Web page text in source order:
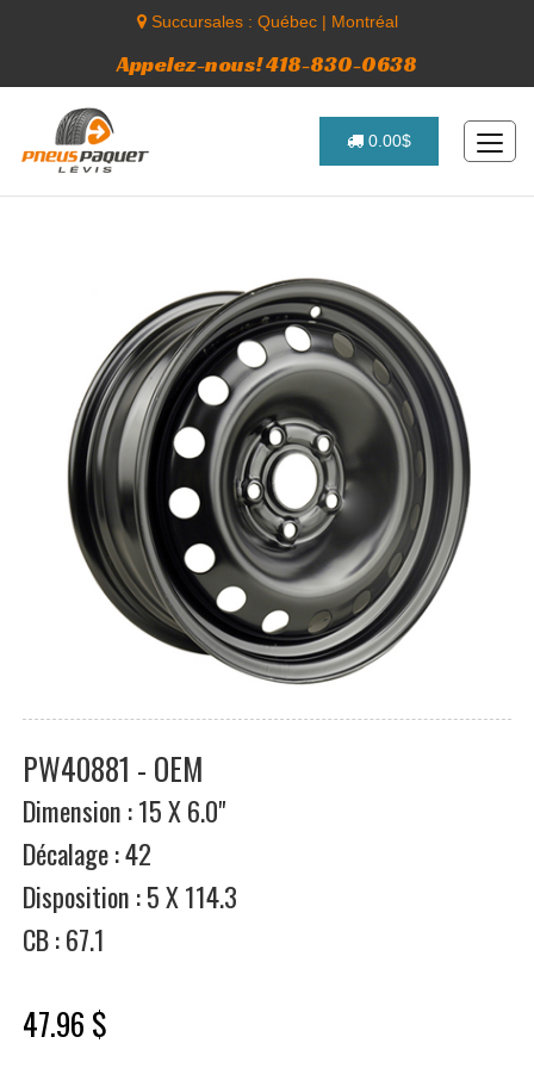
Succursales : Québec| Montréal
Appelez-nous! 418-830-0638
0.00$
PW40881 - OEM
Dimension : 15 X 6.0"
Décalage : 42
Disposition : 5 X 114.3
CB : 67.1
47.96 $